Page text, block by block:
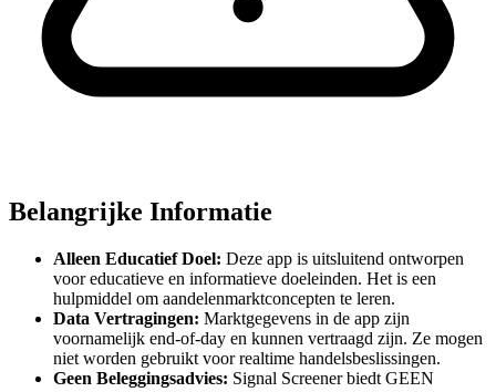
Belangrijke Informatie
Alleen Educatief Doel: Deze app is uitsluitend ontworpen
voor educatieve en informatieve doeleinden. Het is een
hulpmiddel om aandelenmarktconcepten te leren.
Data Vertragingen: Marktgegevens in de app zijn
voornamelijk end-of-day en kunnen vertraagd zijn. Ze mogen
niet worden gebruikt voor realtime handelsbeslissingen.
Geen Beleggingsadvies: Signal Screener biedt GEEN